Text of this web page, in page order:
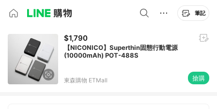
筆記
$1,790
【NICONICO】Superthin固態行動電源
(10000mAh) POT-488S
東森購物 ETMall 搶購